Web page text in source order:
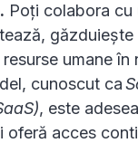
Poți colabora
umane în
cunoscut ca
, este
oferă acces